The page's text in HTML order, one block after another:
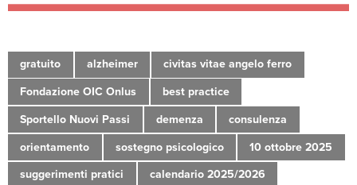
gratuito alzheimer civitas vitae angelo ferro
Fondazione OIC Onlus best practice
Sportello Nuovi Passi demenza consulenza
orientamento sostegno psicologico 10 ottobre 2025
suggerimenti pratici calendario 2025/2026